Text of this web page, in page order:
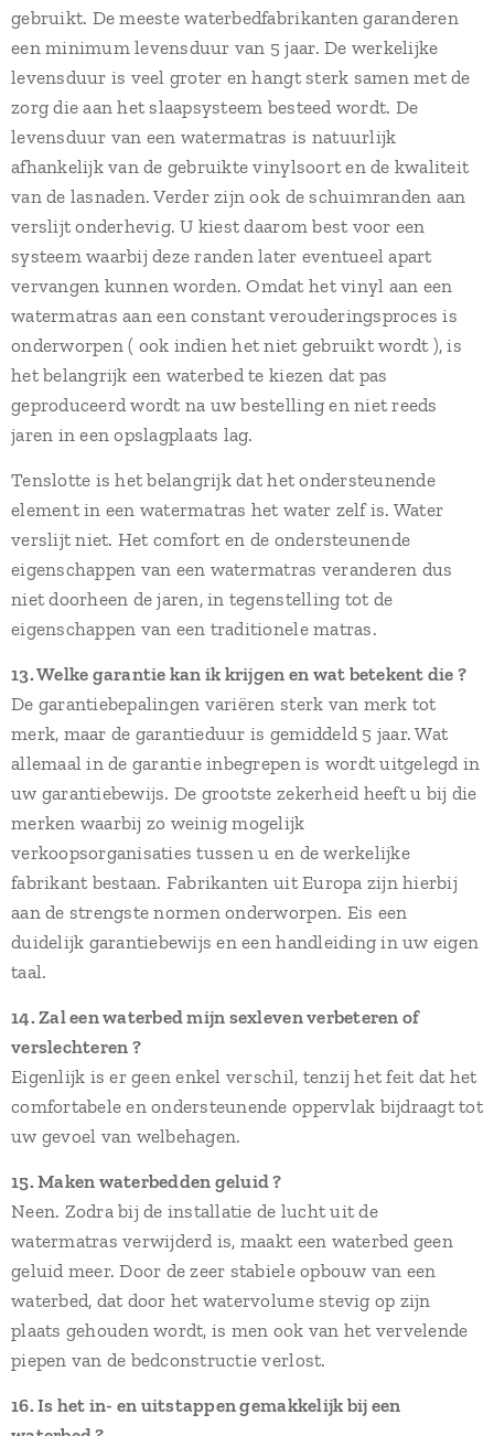
gebruikt. De meeste waterbedfabrikanten garanderen
een minimum levensduur van 5 jaar. De werkelijke
levensduur is veel groter en hangt sterk samen met de
zorg die aan het slaapsysteem besteed wordt. De
levensduur van een watermatras is natuurlijk
afhankelijk van de gebruikte vinylsoort en de kwaliteit
van de lasnaden. Verder zijn ook de schuimranden aan
verslijt onderhevig. U kiest daarom best voor een
systeem waarbij deze randen later eventueel apart
vervangen kunnen worden. Omdat het vinyl aan een
watermatras aan een constant verouderingsproces is
onderworpen ( ook indien het niet gebruikt wordt ), is
het belangrijk een waterbed te kiezen dat pas
geproduceerd wordt na uw bestelling en niet reeds
jaren in een opslagplaats lag.
Tenslotte is het belangrijk dat het ondersteunende
element in een watermatras het water zelf is. Water
verslijt niet. Het comfort en de ondersteunende
eigenschappen van een watermatras veranderen dus
niet doorheen de jaren, in tegenstelling tot de
eigenschappen van een traditionele matras.
13. Welke garantie kan ik krijgen en wat betekent die ?
De garantiebepalingen variëren sterk van merk tot
merk, maar de garantieduur is gemiddeld 5 jaar. Wat
allemaal in de garantie inbegrepen is wordt uitgelegd in
uw garantiebewijs. De grootste zekerheid heeft u bij die
merken waarbij zo weinig mogelijk
verkoopsorganisaties tussen u en de werkelijke
fabrikant bestaan. Fabrikanten uit Europa zijn hierbij
aan de strengste normen onderworpen. Eis een
duidelijk garantiebewijs en een handleiding in uw eigen
taal.
14. Zal een waterbed mijn sexleven verbeteren of
verslechteren ?
Eigenlijk is er geen enkel verschil, tenzij het feit dat het
comfortabele en ondersteunende oppervlak bijdraagt tot
uw gevoel van welbehagen.
15. Maken waterbedden geluid ?
Neen. Zodra bij de installatie de lucht uit de
watermatras verwijderd is, maakt een waterbed geen
geluid meer. Door de zeer stabiele opbouw van een
waterbed, dat door het watervolume stevig op zijn
plaats gehouden wordt, is men ook van het vervelende
piepen van de bedconstructie verlost.
16. Is het in- en uitstappen gemakkelijk bij een